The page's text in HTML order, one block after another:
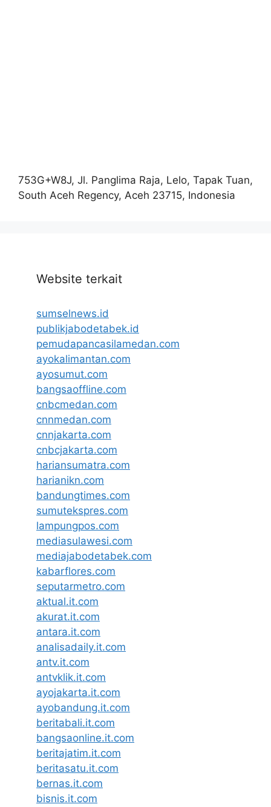
753G+W8J, Jl. Panglima Raja, Lelo, Tapak Tuan,
South Aceh Regency, Aceh 23715, Indonesia
Website terkait
sumselnews.id
publikjabodetabek.id
pemudapancasilamedan.com
ayokalimantan.com
ayosumut.com
bangsaoffline.com
cnbcmedan.com
cnnmedan.com
cnnjakarta.com
cnbcjakarta.com
hariansumatra.com
harianikn.com
bandungtimes.com
sumutekspres.com
lampungpos.com
mediasulawesi.com
mediajabodetabek.com
kabarflores.com
seputarmetro.com
aktual.it.com
akurat.it.com
antara.it.com
analisadaily.it.com
antv.it.com
antvklik.it.com
ayojakarta.it.com
ayobandung.it.com
beritabali.it.com
bangsaonline.it.com
beritajatim.it.com
beritasatu.it.com
bernas.it.com
bisnis.it.com